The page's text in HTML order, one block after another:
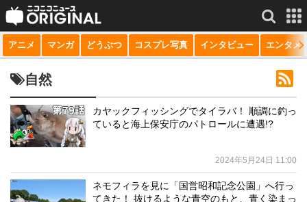
サービス一覧 もっと見る
niconico
動画
生放送
チャンネル
アニメ マンガ どうぶつ コスプレ写真 インタビュー エンタメ
自然
カヤックフィッシングでタイラバ！ 順調に釣っ
ていると海上保安庁のパトロールに遭遇!?
2024年5月24日 11:00
ネモフィラを見に「国営昭和記念公園」へ行っ
てきた！ 抜けるような青空のもと、青く染まっ